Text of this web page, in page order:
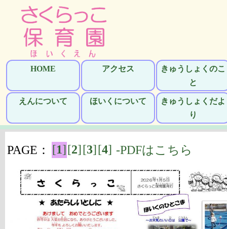
HOME アクセス
きゅうしょくのこ
と
えんについて ほいくについて
きゅうしょくだよ
り
PAGE： [1][2][3][4] -PDFはこちら